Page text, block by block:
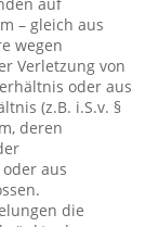
– gleich aus
wegen
Verletzung von
oder aus
(z.B. i.S.v. §
deren
aus
die